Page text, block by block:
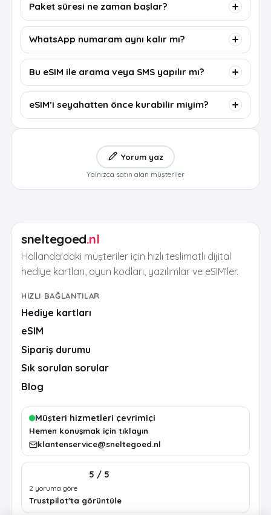
Paket süresi ne zaman başlar?
WhatsApp numaram aynı kalır mı?
Bu eSIM ile arama veya SMS yapılır mı?
eSIM’i seyahatten önce kurabilir miyim?
Yorum yaz
Yalnızca satın alan müşteriler
sneltegoed.nl
Hollanda'daki müşteriler için hızlı teslimatlı dijital
hediye kartları, oyun kodları, yazılımlar ve eSIM’ler.
HIZLI BAĞLANTILAR
Hediye kartları
eSIM
Sipariş durumu
Sık sorulan sorular
Blog
Müşteri hizmetleri çevrimiçi
Hemen konuşmak için tıklayın
klantenservice@sneltegoed.nl
5 / 5
2 yoruma göre
Trustpilot'ta görüntüle